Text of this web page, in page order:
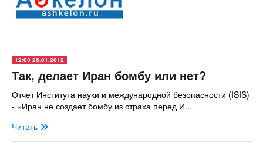
12:03 26.01.2012
Так, делает Иран бомбу или нет?
Отчет Института науки и международной безопасности (ISIS)
- «Иран не создает бомбу из страха перед И...
Читать